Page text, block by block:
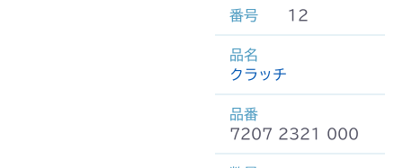
12
クラッチ
7207 2321 000